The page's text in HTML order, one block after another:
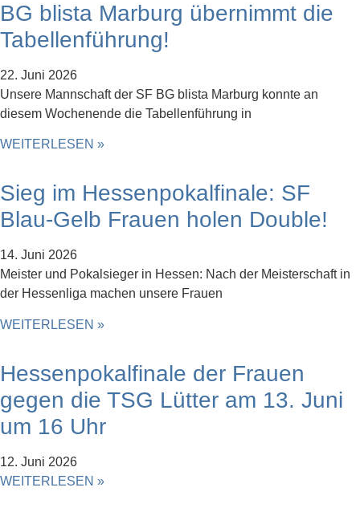
BG blista Marburg übernimmt die
Tabellenführung!
22. Juni 2026
Unsere Mannschaft der SF BG blista Marburg konnte an
diesem Wochenende die Tabellenführung in
WEITERLESEN »
Sieg im Hessenpokalfinale: SF
Blau-Gelb Frauen holen Double!
14. Juni 2026
Meister und Pokalsieger in Hessen: Nach der Meisterschaft in
der Hessenliga machen unsere Frauen
WEITERLESEN »
Hessenpokalfinale der Frauen
gegen die TSG Lütter am 13. Juni
um 16 Uhr
12. Juni 2026
WEITERLESEN »